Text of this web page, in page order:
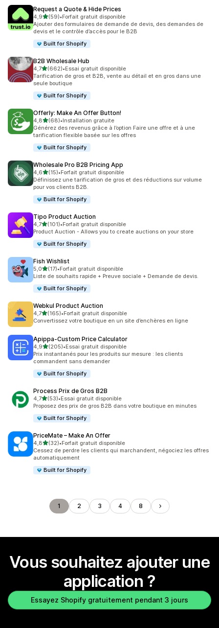
Request a Quote & Hide Prices
4,9étoile(s) sur 5
(59)
59 avis au total
•Forfait gratuit disponible
Ajouter des formulaires de demande de devis, des demandes de
devis et le contrôle d’accès pour le B2B
Built for Shopify
B2B Wholesale Hub
4,7étoile(s) sur 5
(662)
662 avis au total
•Essai gratuit disponible
Tarification de gros et B2B, vente au détail et en gros dans une
seule boutique
Built for Shopify
Offerly: Make An Offer Button!
4,8étoile(s) sur 5
(68)
68 avis au total
•Installation gratuite
Générez des revenus grâce à l’option Faire une offre et à une
tarification flexible basée sur les offres
Built for Shopify
Wholesale Pro B2B Pricing App
4,6étoile(s) sur 5
(15)
15 avis au total
•Forfait gratuit disponible
Définissez une tarification de gros et des réductions sur volume
pour vos clients B2B.
Built for Shopify
Tipo Product Auction
4,7étoile(s) sur 5
(101)
101 avis au total
•Forfait gratuit disponible
Product Auction - Allows you to create auctions on your store
Built for Shopify
Fish Wishlist
5,0étoile(s) sur 5
(17)
17 avis au total
•Forfait gratuit disponible
Liste de souhaits rapide + Preuve sociale + Demande de devis.
Built for Shopify
Webkul Product Auction
4,7étoile(s) sur 5
(165)
165 avis au total
•Forfait gratuit disponible
Convertissez votre boutique en un site d’enchères en ligne
Apippa‑Custom Price Calculator
4,9étoile(s) sur 5
(205)
205 avis au total
•Essai gratuit disponible
Prix instantanés pour les produits sur mesure : les clients
commandent sans demander
Built for Shopify
Process Prix de Gros B2B
4,7étoile(s) sur 5
(53)
53 avis au total
•Essai gratuit disponible
Proposez des prix de gros B2B dans votre boutique en minutes
Built for Shopify
PriceMate – Make An Offer
4,8étoile(s) sur 5
(32)
32 avis au total
•Forfait gratuit disponible
Cessez de perdre les clients qui marchandent, négociez les offres
automatiquement
Built for Shopify
1 2 3 4 8
Vous souhaitez ajouter une
application ?
Essayez Shopify gratuitement pendant 3 jours